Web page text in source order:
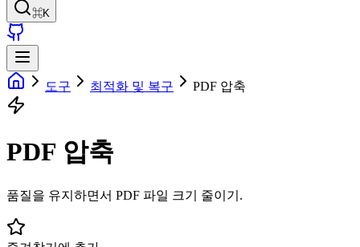
⌘K
도구 최적화 및 복구 PDF 압축
PDF 압축
품질을 유지하면서 PDF 파일 크기 줄이기.